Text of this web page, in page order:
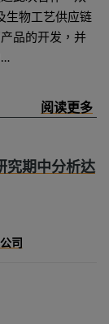
生物工艺供应链
品的开发，并
…
究期中分析达
司